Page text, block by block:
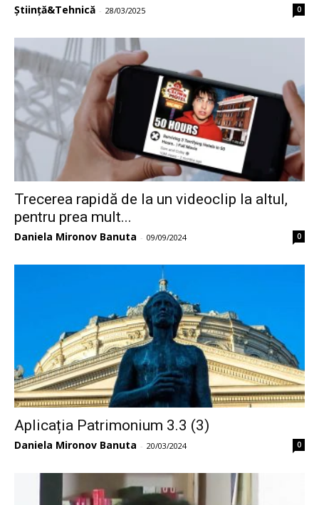
Știință&Tehnică - 28/03/2025 0
Trecerea rapidă de la un videoclip la altul,
pentru prea mult...
Daniela Mironov Banuta - 09/09/2024 0
Aplicația Patrimonium 3.3 (3)
Daniela Mironov Banuta - 20/03/2024 0